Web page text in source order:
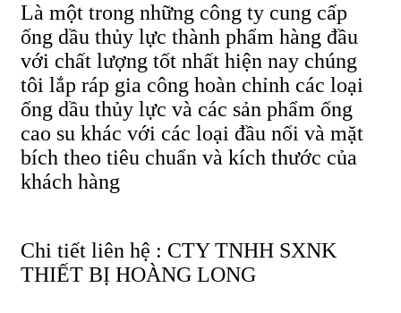
Là một trong những công ty cung cấp
ống dầu thủy lực thành phẩm hàng đầu
với chất lượng tốt nhất hiện nay chúng
tôi lắp ráp gia công hoàn chỉnh các loại
ống dầu thủy lực và các sản phẩm ống
cao su khác với các loại đầu nối và mặt
bích theo tiêu chuẩn và kích thước của
khách hàng
Chi tiết liên hệ : CTY TNHH SXNK
THIẾT BỊ HOÀNG LONG